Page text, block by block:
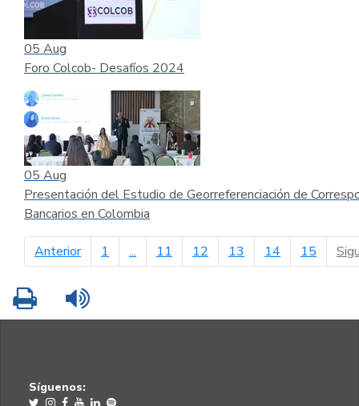
05 Aug
Foro Colcob- Desafíos 2024
05 Aug
Presentación del Estudio de Georreferenciación de
Bancarios en Colombia
Anteriorpágina anterior
1 ... 11 12 13 14 15
Imprimir
Síguenos: